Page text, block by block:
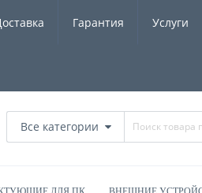
Гарантия Услуги
Все категории